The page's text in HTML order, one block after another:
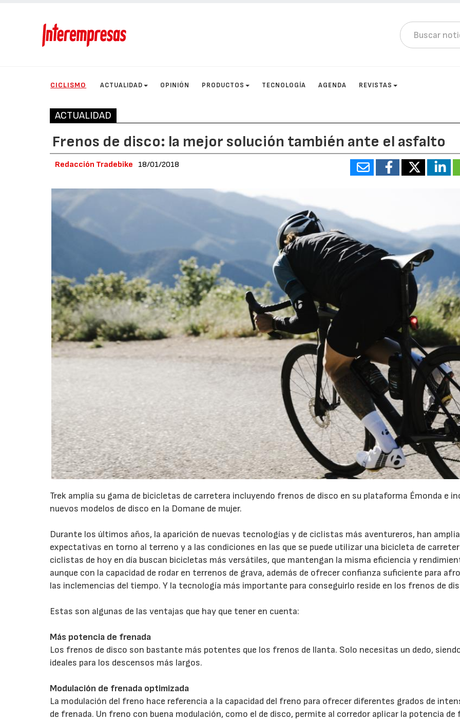
CICLISMO ACTUALIDAD OPINIÓN PRODUCTOS TECNOLOGÍA AGENDA REVISTAS
ACTUALIDAD
Frenos de disco: la mejor solución también ante el asfalto
Redacción Tradebike 18/01/2018
Trek amplía su gama de bicicletas de carretera incluyendo frenos de disco en su plataforma Émonda e
nuevos modelos de disco en la Domane de mujer.
Durante los últimos años, la aparición de nuevas tecnologías y de ciclistas más aventureros, han
expectativas en torno al terreno y a las condiciones en las que se puede utilizar una bicicleta de
ciclistas de hoy en día buscan bicicletas más versátiles, que mantengan la misma eficiencia y
aunque con la capacidad de rodar en terrenos de grava, además de ofrecer confianza suficiente para
las inclemencias del tiempo. Y la tecnología más importante para conseguirlo reside en los frenos de
Estas son algunas de las ventajas que hay que tener en cuenta:
Más potencia de frenada
Los frenos de disco son bastante más potentes que los frenos de llanta. Solo necesitas un dedo,
ideales para los descensos más largos.
Modulación de frenada optimizada
La modulación del freno hace referencia a la capacidad del freno para ofrecer diferentes grados de
de frenada. Un freno con buena modulación, como el de disco, permite al corredor aplicar la potencia de
22/07/2026 29/07/2026